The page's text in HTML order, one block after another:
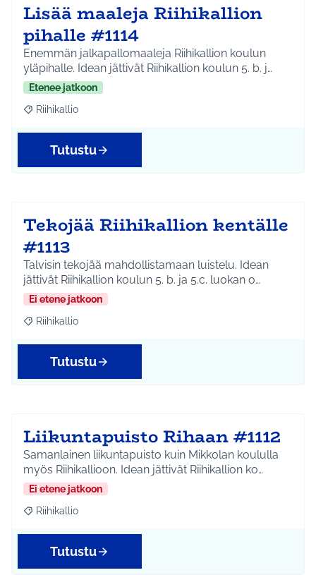
Lisää maaleja Riihikallion
pihalle #1114
Enemmän jalkapallomaaleja Riihikallion koulun
yläpihalle. Idean jättivät Riihikallion koulun 5. b. j…
Etenee jatkoon
Rajaa tulokset aihepiirin mukaan: Riihikallio
Riihikallio
Tutustu
Tekojää Riihikallion kentälle
#1113
Talvisin tekojää mahdollistamaan luistelu. Idean
jättivät Riihikallion koulun 5. b. ja 5.c. luokan o…
Ei etene jatkoon
Rajaa tulokset aihepiirin mukaan: Riihikallio
Riihikallio
Tutustu
Liikuntapuisto Rihaan #1112
Samanlainen liikuntapuisto kuin Mikkolan koululla
myös Riihikallioon. Idean jättivät Riihikallion ko…
Ei etene jatkoon
Rajaa tulokset aihepiirin mukaan: Riihikallio
Riihikallio
Tutustu